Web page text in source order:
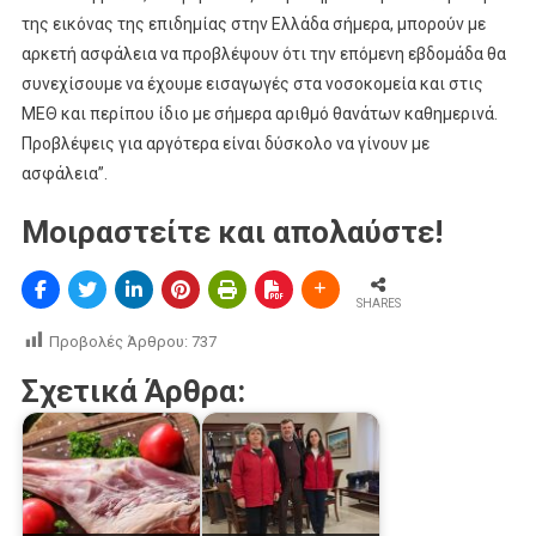
της εικόνας της επιδημίας στην Ελλάδα σήμερα, μπορούν με
αρκετή ασφάλεια να προβλέψουν ότι την επόμενη εβδομάδα θα
συνεχίσουμε να έχουμε εισαγωγές στα νοσοκομεία και στις
ΜΕΘ και περίπου ίδιο με σήμερα αριθμό θανάτων καθημερινά.
Προβλέψεις για αργότερα είναι δύσκολο να γίνουν με
ασφάλεια”.
Μοιραστείτε και απολαύστε!
SHARES
Προβολές Άρθρου: 737
Σχετικά Άρθρα: